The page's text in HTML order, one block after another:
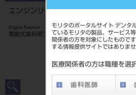
モリタのポータルサイト デンタ
ているモリタの製品、サービス
関係者の方を対象にしたもので
する情報提供サイトではありませ
医療関係者の方は職種を選
エンジンリーマ 21mm 6入 ＃35
Engine Reamer
電動式歯科用ファイル